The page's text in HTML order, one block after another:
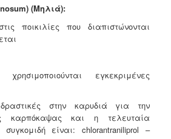
(Μηλιά):
ποικιλίες που διαπιστώνονται
εγκεκριμένες
στην καρυδιά για την
καρπόκαψας και η τελευταία
είναι: chlorantraniliprol –